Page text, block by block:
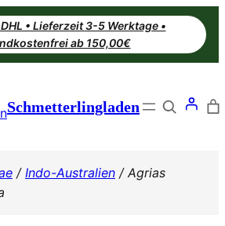
• Lieferzeit 3-5 Werktage •
ab 150,00€
Schmetterlingladen Search
/ Indo-Australien / Agrias